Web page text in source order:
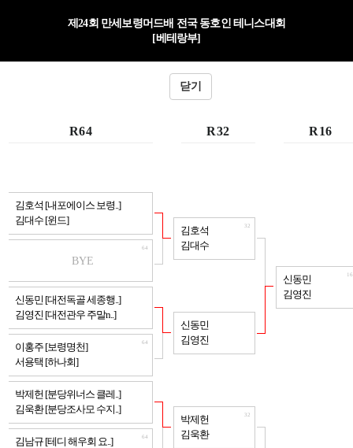
제24회 만세보령머드배 전국 동호인 테니스대회
[베테랑부]
닫기
R64 R32 R16
김호석 [내포에이스 보령..]
김대수 [윈드]
BYE
64
신동민 [대전독골 세종행..]
김영진 [대전관우 주말n..]
이홍주 [보령명천]
서용택 [하나회]
64
박제헌 [분당위너스 클레..]
김욱환 [분당조사모 수지..]
김남규 [테디 해우회 요..]
64
김호석
김대수
32
신동민
김영진
박제헌
김욱환
32
신동민
김영진
16